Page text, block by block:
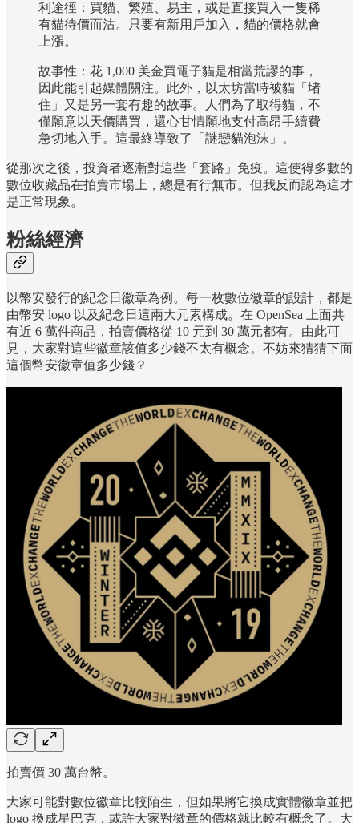
利途徑：買貓、繁殖、易主，或是直接買入一隻稀
有貓待價而沽。只要有新用戶加入，貓的價格就會
上漲。
故事性：花 1,000 美金買電子貓是相當荒謬的事，
因此能引起媒體關注。此外，以太坊當時被貓「堵
住」又是另一套有趣的故事。人們為了取得貓，不
僅願意以天價購買，還心甘情願地支付高昂手續費
急切地入手。這最終導致了「謎戀貓泡沫」。
從那次之後，投資者逐漸對這些「套路」免疫。這使得多數的
數位收藏品在拍賣市場上，總是有行無市。但我反而認為這才
是正常現象。
粉絲經濟
以幣安發行的紀念日徽章為例。每一枚數位徽章的設計，都是
由幣安 logo 以及紀念日這兩大元素構成。在 OpenSea 上面共
有近 6 萬件商品，拍賣價格從 10 元到 30 萬元都有。由此可
見，大家對這些徽章該值多少錢不太有概念。不妨來猜猜下面
這個幣安徽章值多少錢？
拍賣價 30 萬台幣。
大家可能對數位徽章比較陌生，但如果將它換成實體徽章並把
logo 換成星巴克，或許大家對徽章的價格就比較有概念了。大